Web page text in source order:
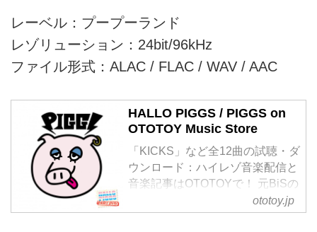
レーベル：プープーランド
レゾリューション：24bit/96kHz
ファイル形式：ALAC / FLAC / WAV / AAC
HALLO PIGGS / PIGGS on
OTOTOY Music Store
「KICKS」など全12曲の試聴・ダ
ウンロード：ハイレゾ音楽配信と
音楽記事はOTOTOYで！ 元BiSの
プー・ルイが会社を立ち上げ社長
に!プロデューサー兼メンバーと
ototoy.jp